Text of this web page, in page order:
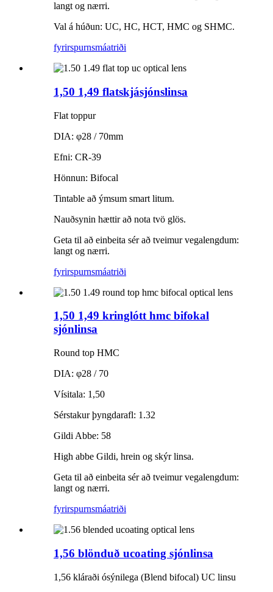
langt og nærri.
Val á húðun: UC, HC, HCT, HMC og SHMC.
fyrirspurnsmáatriði
1,50 1,49 flatskjásjónslinsa
Flat toppur
DIA: φ28 / 70mm
Efni: CR-39
Hönnun: Bifocal
Tintable að ýmsum smart litum.
Nauðsynin hættir að nota tvö glös.
Geta til að einbeita sér að tveimur vegalengdum:
langt og nærri.
fyrirspurnsmáatriði
1,50 1,49 kringlótt hmc bifokal
sjónlinsa
Round top HMC
DIA: φ28 / 70
Vísitala: 1,50
Sérstakur þyngdarafl: 1.32
Gildi Abbe: 58
High abbe Gildi, hrein og skýr linsa.
Geta til að einbeita sér að tveimur vegalengdum:
langt og nærri.
fyrirspurnsmáatriði
1,56 blönduð ucoating sjónlinsa
1,56 kláraði ósýnilega (Blend bifocal) UC linsu